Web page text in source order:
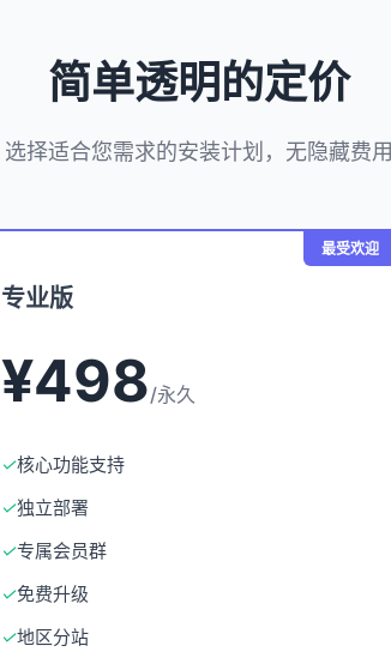
简单透明的定价
选择适合您需求的安装计划，无隐藏费用
最受欢迎
专业版
¥498/永久
✓核心功能支持
✓独立部署
✓专属会员群
✓免费升级
✓地区分站